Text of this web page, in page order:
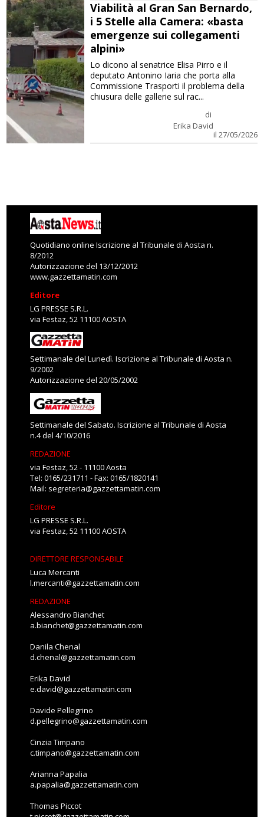
Viabilità al Gran San Bernardo,
i 5 Stelle alla Camera: «basta
emergenze sui collegamenti
alpini»
di
Erika David
il 27/05/2026
Lo dicono al senatrice Elisa Pirro e il
deputato Antonino Iaria che porta alla
Commissione Trasporti il problema della
chiusura delle gallerie sul rac...
Quotidiano online Iscrizione al Tribunale di Aosta n.
8/2012
Autorizzazione del 13/12/2012
www.gazzettamatin.com
Editore
LG PRESSE S.R.L.
via Festaz, 52 11100 AOSTA
Settimanale del Lunedì. Iscrizione al Tribunale di Aosta n.
9/2002
Autorizzazione del 20/05/2002
Settimanale del Sabato. Iscrizione al Tribunale di Aosta
n.4 del 4/10/2016
REDAZIONE
via Festaz, 52 - 11100 Aosta
Tel: 0165/231711 - Fax: 0165/1820141
Mail: segreteria@gazzettamatin.com
Editore
LG PRESSE S.R.L.
via Festaz, 52 11100 AOSTA
DIRETTORE RESPONSABILE
Luca Mercanti
l.mercanti@gazzettamatin.com
REDAZIONE
Alessandro Bianchet
a.bianchet@gazzettamatin.com
Danila Chenal
d.chenal@gazzettamatin.com
Erika David
e.david@gazzettamatin.com
Davide Pellegrino
d.pellegrino@gazzettamatin.com
Cinzia Timpano
c.timpano@gazzettamatin.com
Arianna Papalia
a.papalia@gazzettamatin.com
Thomas Piccot